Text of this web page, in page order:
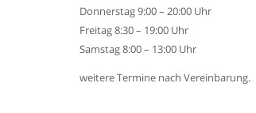
Donnerstag 9:00 – 20:00 Uhr
Freitag 8:30 – 19:00 Uhr
Samstag 8:00 – 13:00 Uhr
weitere Termine nach Vereinbarung.